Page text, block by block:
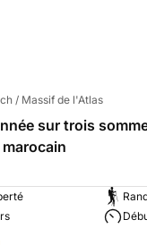
/ Massif de l'Atlas
sur trois